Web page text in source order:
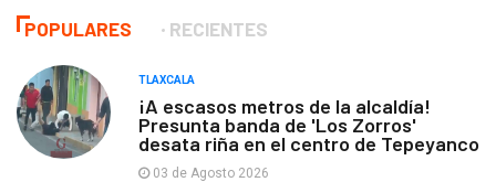
POPULARES RECIENTES
TLAXCALA
¡A escasos metros de la alcaldía!
Presunta banda de 'Los Zorros'
desata riña en el centro de Tepeyanco
03 de Agosto 2026